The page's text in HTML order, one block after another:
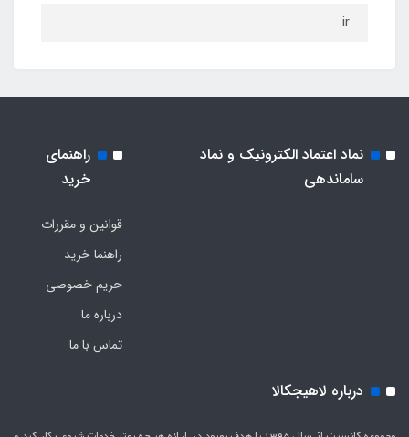
ir
نماد اعتماد الکترونیک و نماد
ساماندهی
راهنمای
خرید
قوانین و مقررات
راهنما خرید
حریم خصوصی
درباره ما
تماس با ما
درباره لاهیجکالا